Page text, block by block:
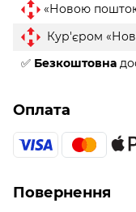
«Новою
Кур'єром
✅ Безкоштовна
Оплата
Повернення